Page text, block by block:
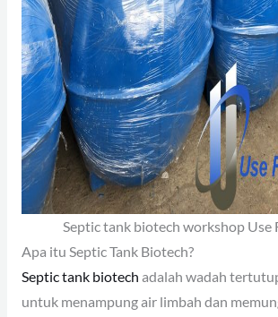
Septic tank biotech workshop Use
Apa itu Septic Tank Biotech?
Septic tank biotech adalah wadah
untuk menampung air limbah dan